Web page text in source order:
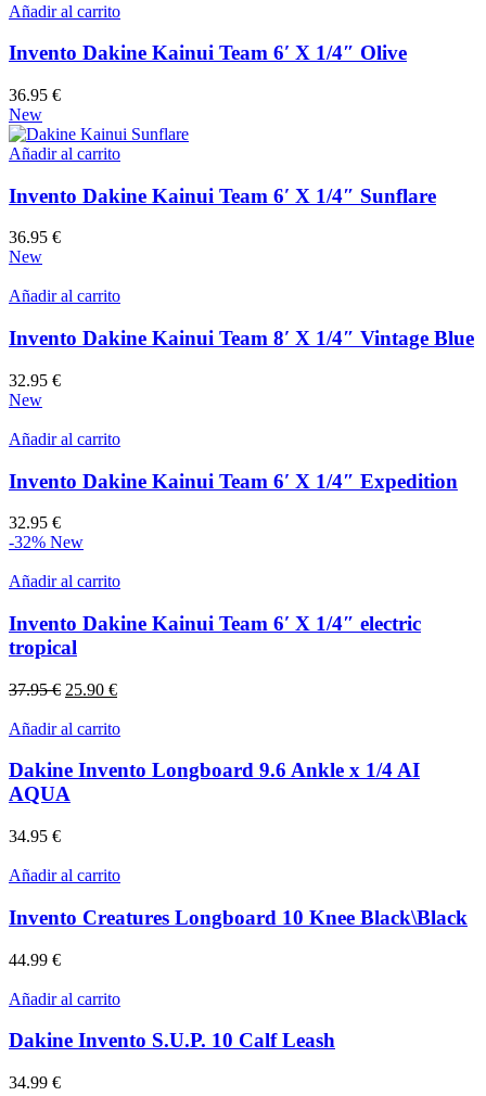
Añadir al carrito
Invento Dakine Kainui Team 6′ X 1/4″ Olive
36.95 €
New
Añadir al carrito
Invento Dakine Kainui Team 6′ X 1/4″ Sunflare
36.95 €
New
Añadir al carrito
Invento Dakine Kainui Team 8′ X 1/4″ Vintage Blue
32.95 €
New
Añadir al carrito
Invento Dakine Kainui Team 6′ X 1/4″ Expedition
32.95 €
-32% New
Añadir al carrito
Invento Dakine Kainui Team 6′ X 1/4″ electric
tropical
37.95€ El
original
37.95 €.
25.90 €El
actual
25.90 €.
Añadir al carrito
Dakine Invento Longboard 9.6 Ankle x 1/4 AI
AQUA
34.95 €
Añadir al carrito
Invento Creatures Longboard 10 Knee Black\Black
44.99 €
Añadir al carrito
Dakine Invento S.U.P. 10 Calf Leash
34.99 €